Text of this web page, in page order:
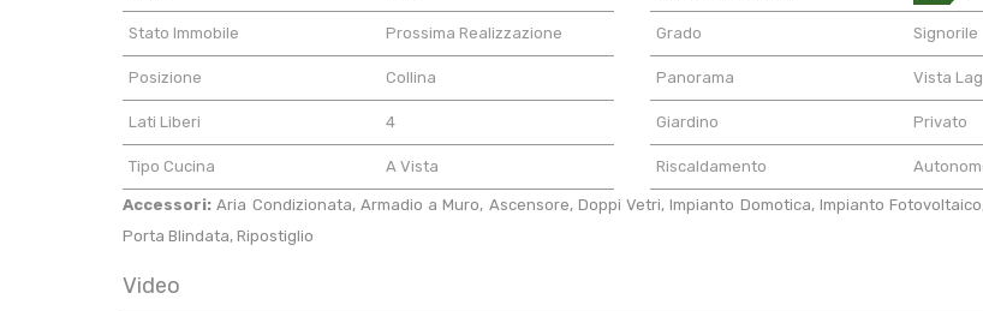
Stato Immobile Prossima Realizzazione Grado Signorile
Posizione Collina Panorama Vista
Lati Liberi 4 Giardino Privato
Tipo Cucina A Vista Riscaldamento
Accessori: Aria Condizionata, Armadio a Muro, Ascensore, Doppi Vetri, Impianto Domotica, Impianto
Porta Blindata, Ripostiglio
Video